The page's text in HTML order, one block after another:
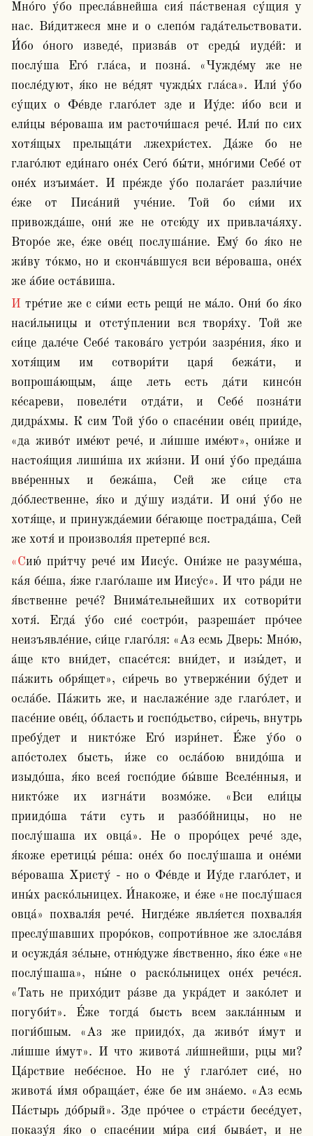
Мно́го у́бо пресла́внейша сия́ па́ственая су́щия у
нас. Ви́дитжеся мне и о слепо́м гада́тельствовати.
И́бо о́ного изведе́, призва́в от среды́ иуде́й: и
послу́ша Его́ гла́са, и позна́. «Чужде́му же не
после́дуют, я́ко не ве́дят чужды́х гла́са». Или́ у́бо
су́щих о Фе́вде глаго́лет зде и Иу́де: и́бо вси и
ели́цы ве́роваша им расточи́шася рече́. Или́ по сих
хотя́щых прельща́ти лжехри́стех. Да́же бо не
глаго́лют еди́наго оне́х Сего́ бы́ти, мно́гими Себе́ от
оне́х изъима́ет. И пре́жде у́бо полага́ет разли́чие
е́же от Писа́ний уче́ние. Той бо си́ми их
привожда́ше, они́ же не отсю́ду их привлача́яху.
Второ́е же, е́же ове́ц послуша́ние. Ему́ бо я́ко не
жи́ву то́кмо, но и сконча́вшуся вси ве́роваша, оне́х
же а́бие оста́виша.
И тре́тие же с си́ми есть рещи́ не ма́ло. Они́ бо я́ко
наси́льницы и отсту́плении вся творя́ху. Той же
си́це дале́че Себе́ такова́го устро́и зазре́ния, я́ко и
хотя́щим им сотвори́ти царя́ бежа́ти, и
вопроша́ющым, а́ще леть есть да́ти кинсо́н
ке́сареви, повеле́ти отда́ти, и Себе́ позна́ти
дидра́хмы. К сим Той у́бо о спасе́нии ове́ц прии́де,
«да живо́т име́ют рече́, и ли́шше име́ют», они́же и
настоя́щия лиши́ша их жи́зни. И они́ у́бо преда́ша
вве́ренных и бежа́ша, Сей же си́це ста
до́блественне, я́ко и ду́шу изда́ти. И они́ у́бо не
хотя́ще, и принужда́емии бе́гающе пострада́ша, Сей
же хотя́ и произволя́я претерпе́ вся.
«Сию́ при́тчу рече́ им Иису́с. Они́же не разуме́ша,
ка́я бе́ша, я́же глаго́лаше им Иису́с». И что ра́ди не
я́вственне рече́? Внима́тельнейших их сотвори́ти
хотя́. Егда́ у́бо сие́ состро́и, разреша́ет про́чее
неизъявле́ние, си́це глаго́ля: «Аз есмь Дверь: Мно́ю,
а́ще кто вни́дет, спасе́тся: вни́дет, и изы́дет, и
па́жить обря́щет», си́речь во утверже́нии бу́дет и
осла́бе. Па́жить же, и наслаже́ние зде глаго́лет, и
пасе́ние ове́ц, о́бласть и госпо́дьство, си́речь, внутрь
пребу́дет и никто́же Его́ изри́нет. Е́же у́бо о
апо́столех бысть, и́же со осла́бою внидо́ша и
изыдо́ша, я́ко всея́ госпо́дие бы́вше Вселе́нныя, и
никто́же их изгна́ти возмо́же. «Вси ели́цы
приидо́ша та́ти суть и разбо́йницы, но не
послу́шаша их овца́». Не о проро́цех рече́ зде,
я́коже еретицы́ ре́ша: оне́х бо послу́шаша и оне́ми
ве́роваша Христу́ - но о Фе́вде и Иу́де глаго́лет, и
ины́х раско́льницех. И́накоже, и е́же «не послу́шася
овца́» похваля́я рече́. Нигде́же явля́ется похваля́я
преслу́шавших проро́ков, сопроти́вное же злосла́вя
и осужда́я зе́льне, отню́дуже я́вственно, я́ко е́же «не
послу́шаша», ны́не о раско́льницех оне́х рече́ся.
«Тать не прихо́дит ра́зве да укра́дет и зако́лет и
погуби́т». Е́же тогда́ бысть всем закла́нным и
поги́бшым. «Аз же приидо́х, да живо́т и́мут и
ли́шше и́мут». И что живота́ ли́шнейши, рцы ми?
Ца́рствие небе́сное. Но не у́ глаго́лет сие́, но
живота́ и́мя обраща́ет, е́же бе им зна́емо. «Аз есмь
Па́стырь до́брый». Зде про́чее о стра́сти бесе́дует,
показу́я я́ко о спасе́нии ми́ра сия́ быва́ет, и не